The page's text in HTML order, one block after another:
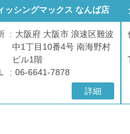
ッシングマックス なんば店
大阪府 大阪市 浪速区難波
中1丁目10番4号 南海野村
ビル1階
06-6641-7878
詳細